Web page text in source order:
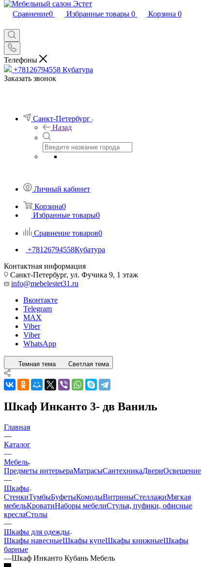
Сравнение0 Избранные товары 0 Корзина 0
Телефоны
+78126794558 Кубатура
Заказать звонок
Санкт-Петербург
Назад
Личный кабинет
Корзина0
Избранные товары0
Сравнение товаров0
+78126794558Кубатура
Контактная информация
Санкт-Петербург, ул. Фучика 9, 1 этаж
info@mebelestet31.ru
Вконтакте
Telegram
MAX
Viber
Viber
WhatsApp
Темная тема Светлая тема
Шкаф Инканто 3- дв Ваниль
Главная
—
Каталог
—
Мебель
Предметы интерьераМатрасыСантехникаДвериОсвещение
—
Шкафы
СтенкиТумбыБуфетыКомодыВитриныСтеллажиМягкая
мебельКроватиНаборы мебелиСтулья, пуфики, офисные
креслаСтолы
—
Шкафы для одежды
Шкафы навесныеШкафы купеШкафы книжныеШкафы
барные
—Шкаф Инканто Кубань Мебель